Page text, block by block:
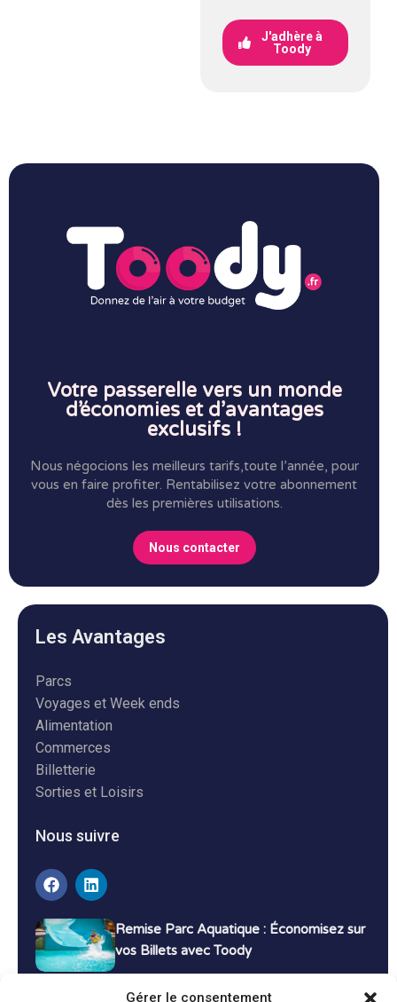
Gérer le consentement
J'adhère à
Toody
Votre passerelle vers un monde
d’économies et d’avantages
exclusifs !
Nous négocions les meilleurs tarifs,toute l’année, pour
vous en faire profiter. Rentabilisez votre abonnement
dès les premières utilisations.
Nous contacter
Les Avantages
Parcs
Voyages et Week ends
Alimentation
Commerces
Billetterie
Sorties et Loisirs
Nous suivre
Remise Parc Aquatique : Économisez sur
vos Billets avec Toody